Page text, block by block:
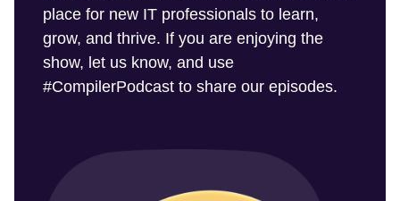
place for new IT professionals to learn,
grow, and thrive. If you are enjoying the
show, let us know, and use
#CompilerPodcast to share our episodes.